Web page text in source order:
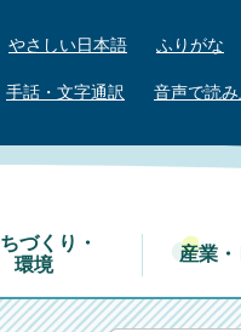
やさしい日本語 ふりがな
手話・文字通訳 音声で読
まちづくり・
環境
産業